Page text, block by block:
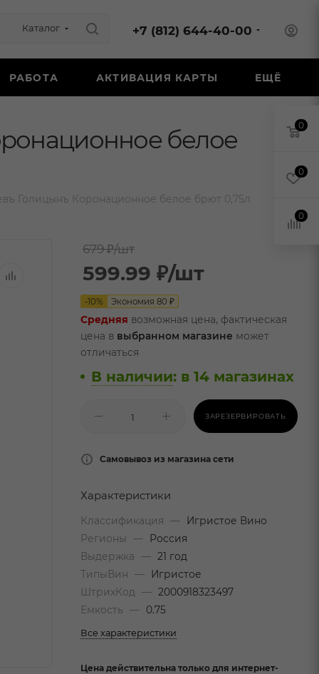
Каталог +7 (812) 644-40-00
РАБОТА АКТИВАЦИЯ КАРТЫ ЕЩЁ
белое
Голицынъ Коронационное белое брют 0,75л
679 ₽/шт
599.99 ₽/шт
-10% Экономия 80 ₽
Средняя возможная цена, фактическая
цена в выбранном магазине может
отличаться
В наличии: в 14 магазинах
ЗАРЕЗЕРВИРОВАТЬ
Самовывоз из магазина сети
Характеристики
Классификация —
Игристое Вино
Регионы
—
Россия
Выдержка
— 21 год
ТипыВин
—
Игристое
ШтрихКод
— 2000918323497
Емкость
— 0.75
Все характеристики
Цена действительна только для интернет-
0
0
0